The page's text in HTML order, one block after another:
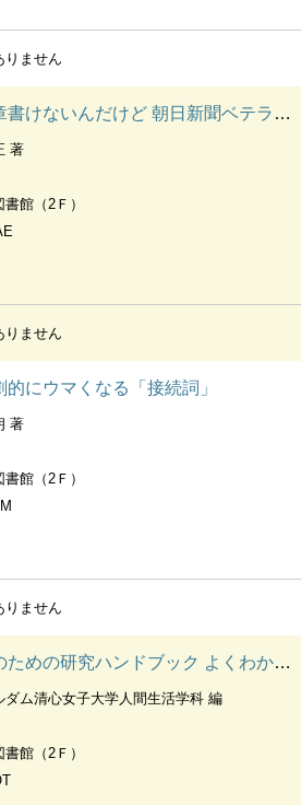
りません
んだけど 朝日新聞ベテラン校閲記者が教える一生モノの文章術
著
館（2Ｆ）
りません
的にウマくなる「接続詞」
著
館（2Ｆ）
りません
研究ハンドブック よくわかるレポート・論文の書き方
ダム清心女子大学人間生活学科 編
館（2Ｆ）